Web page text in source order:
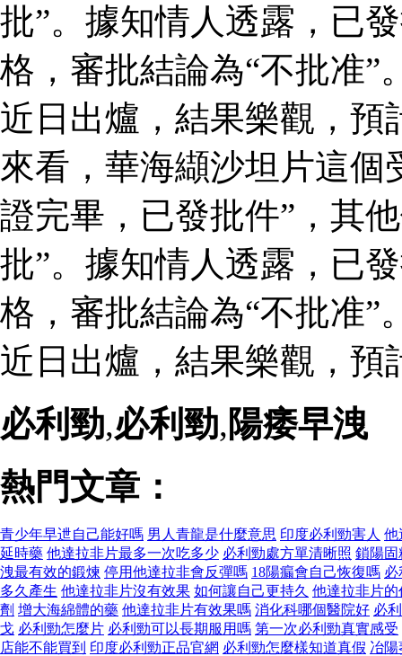
批”。據知情人透露，已
格，審批結論為“不批准”
近日出爐，結果樂觀，預
來看，華海纈沙坦片這個
證完畢，已發批件”，其
批”。據知情人透露，已
格，審批結論為“不批准”
近日出爐，結果樂觀，預
必利勁,必利勁, 陽痿早洩
熱門文章：
青少年早迣自己能好嗎 男人青龍是什麼意思 印度必利勁害人 他
延時藥 他達拉非片最多一次吃多少 必利勁處方單清晰照 鎖陽固
洩最有效的鍛煉 停用他達拉非會反彈嗎 18陽瘺會自己恢復嗎 必
多久產生 他達拉非片沒有效果 如何讓自己更持久 他達拉非片
劑 增大海綿體的藥 他達拉非片有效果嗎 消化科哪個醫院好 必
戈 必利勁怎麼片 必利勁可以長期服用嗎 第一次必利勁真實感受
店能不能買到 印度必利勁正品官網 必利勁怎麼樣知道真假 冶陽